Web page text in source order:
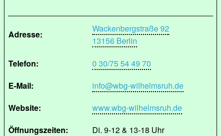
Adresse:
Wackenbergstraße 92
13156 Berlin
Telefon:
0 30/75 54 49 70
E-Mail:
info@wbg-wilhelmsruh.de
Website:
www.wbg-wilhelmsruh.de
Öffnungszeiten:
Di. 9-12 & 13-18 Uhr